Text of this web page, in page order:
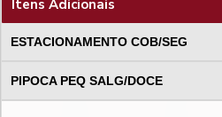
Itens Adicionais
ESTACIONAMENTO COB/SEG
PIPOCA PEQ SALG/DOCE